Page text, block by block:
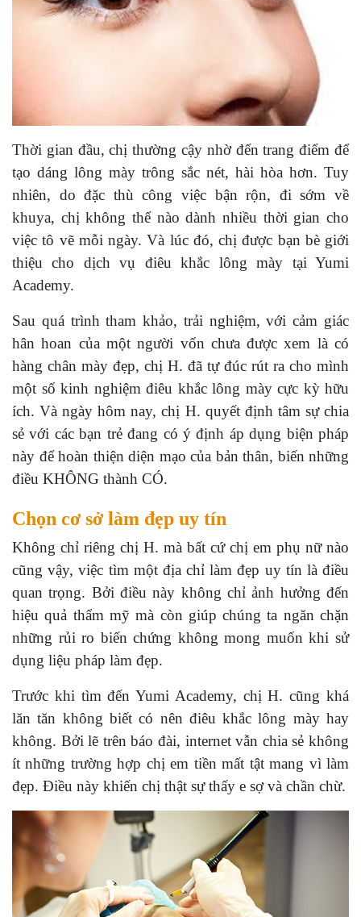
Thời gian đầu, chị thường cậy nhờ đến trang điểm để
tạo dáng lông mày trông sắc nét, hài hòa hơn. Tuy
nhiên, do đặc thù công việc bận rộn, đi sớm về
khuya, chị không thể nào dành nhiều thời gian cho
việc tô vẽ mỗi ngày. Và lúc đó, chị được bạn bè giới
thiệu cho dịch vụ điêu khắc lông mày tại Yumi
Academy.
Sau quá trình tham khảo, trải nghiệm, với cảm giác
hân hoan của một người vốn chưa được xem là có
hàng chân mày đẹp, chị H. đã tự đúc rút ra cho mình
một số kinh nghiệm điêu khắc lông mày cực kỳ hữu
ích. Và ngày hôm nay, chị H. quyết định tâm sự chia
sẻ với các bạn trẻ đang có ý định áp dụng biện pháp
này để hoàn thiện diện mạo của bản thân, biến những
điều KHÔNG thành CÓ.
Chọn cơ sở làm đẹp uy tín
Không chỉ riêng chị H. mà bất cứ chị em phụ nữ nào
cũng vậy, việc tìm một địa chỉ làm đẹp uy tín là điều
quan trọng. Bởi điều này không chỉ ảnh hưởng đến
hiệu quả thẩm mỹ mà còn giúp chúng ta ngăn chặn
những rủi ro biến chứng không mong muốn khi sử
dụng liệu pháp làm đẹp.
Trước khi tìm đến Yumi Academy, chị H. cũng khá
lăn tăn không biết có nên điêu khắc lông mày hay
không. Bởi lẽ trên báo đài, internet vẫn chia sẻ không
ít những trường hợp chị em tiền mất tật mang vì làm
đẹp. Điều này khiến chị thật sự thấy e sợ và chần chừ.